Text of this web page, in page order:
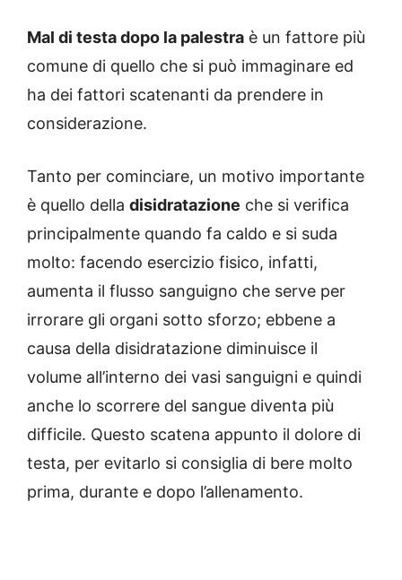
Mal di testa dopo la palestra è un fattore più
comune di quello che si può immaginare ed
ha dei fattori scatenanti da prendere in
considerazione.
Tanto per cominciare, un motivo importante
è quello della disidratazione che si verifica
principalmente quando fa caldo e si suda
molto: facendo esercizio fisico, infatti,
aumenta il flusso sanguigno che serve per
irrorare gli organi sotto sforzo; ebbene a
causa della disidratazione diminuisce il
volume all’interno dei vasi sanguigni e quindi
anche lo scorrere del sangue diventa più
difficile. Questo scatena appunto il dolore di
testa, per evitarlo si consiglia di bere molto
prima, durante e dopo l’allenamento.